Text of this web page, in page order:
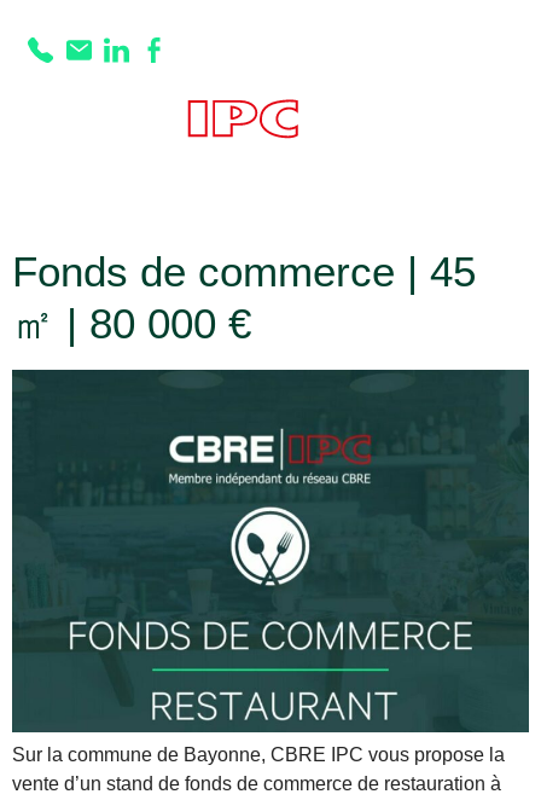
Type de
transaction :
Fonds de commerce | 45
㎡ | 80 000 €
Sur la commune de Bayonne, CBRE IPC vous propose la
vente d’un stand de fonds de commerce de restauration à